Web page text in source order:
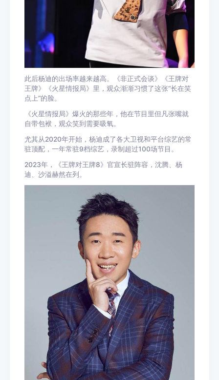
此后杨迪的出场率越来越高。《非正式会谈》《王牌对
王牌》《火星情报局》里，观众渐渐习惯了这张“长在笑
点上”的脸。
《火星情报局》爆火的那些年，他在节目里但凡张嘴就
自带包袱，观众笑到需要吸氧。
尤其从2020年开始，杨迪成了各大卫视和平台综艺的常
驻顶配，一年常驻9档综艺，录制超过100场节目。
2023年，《王牌对王牌8》官宣长驻阵容，沈腾、杨
迪、沙溢赫然在列。